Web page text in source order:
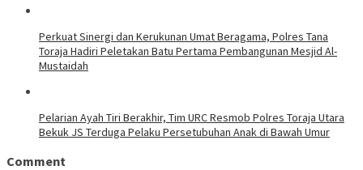
Perkuat Sinergi dan Kerukunan Umat Beragama, Polres Tana
Toraja Hadiri Peletakan Batu Pertama Pembangunan Mesjid Al-
Mustaidah
Pelarian Ayah Tiri Berakhir, Tim URC Resmob Polres Toraja Utara
Bekuk JS Terduga Pelaku Persetubuhan Anak di Bawah Umur
Comment